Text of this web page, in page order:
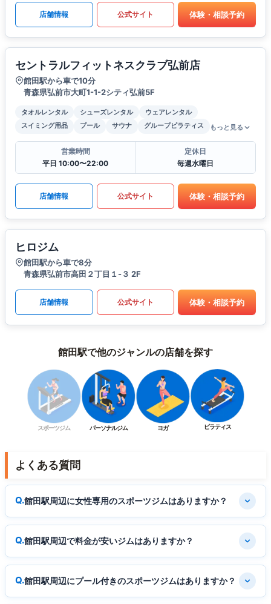
店舗情報 公式サイト 体験・相談予約
セントラルフィットネスクラブ弘前店
館田駅から車で10分
青森県弘前市大町1-1-2シティ弘前5F
タオルレンタル シューズレンタル
ウェアレンタル
スイミング用品
プール サウナ グループピラティス もっと見る
営業時間
平日 10:00〜22:00
定休日
毎週水曜日
店舗情報 公式サイト 体験・相談予約
ヒロジム
館田駅から車で8分
青森県弘前市高田２丁目１-３ 2F
店舗情報 公式サイト 体験・相談予約
館田駅で他のジャンルの店舗を探す
スポーツジム パーソナルジム ヨガ ピラティス
よくある質問
館田駅周辺に女性専用のスポーツジムはありますか？
館田駅周辺で料金が安いジムはありますか？
館田駅周辺にプール付きのスポーツジムはありますか？